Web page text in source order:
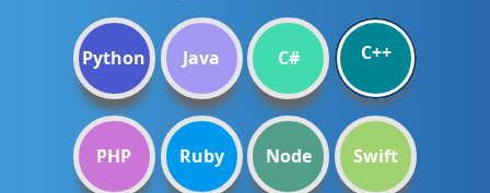
Python Java C# C++
PHP Ruby Node Swift